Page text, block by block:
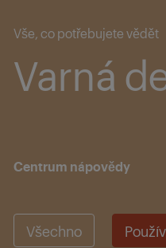
Vše, co potřebujete vědět
Varná
Centrum nápovědy
Všechno